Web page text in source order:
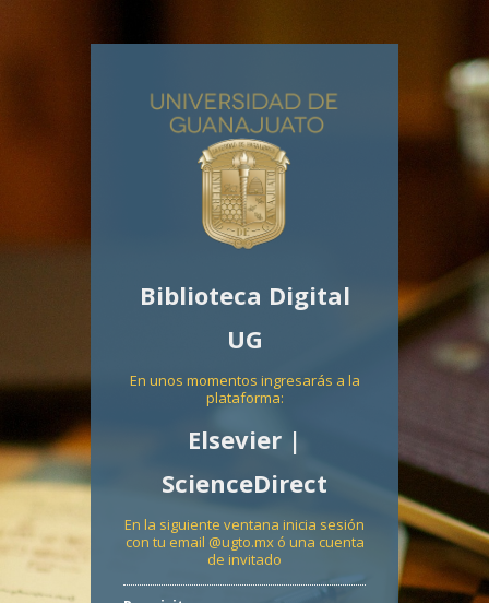
Biblioteca Digital
UG
En unos momentos ingresarás a la
plataforma:
Elsevier |
ScienceDirect
En la siguiente ventana inicia sesión
con tu email @ugto.mx ó una cuenta
de invitado